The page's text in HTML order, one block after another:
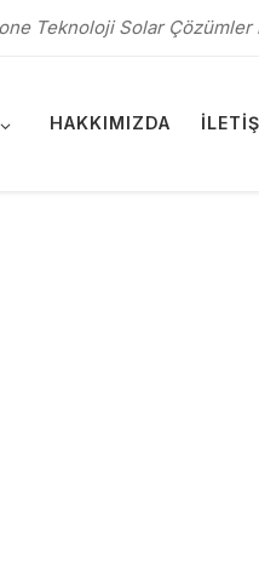
Teknoloji Solar Çözümler
HAKKIMIZDA